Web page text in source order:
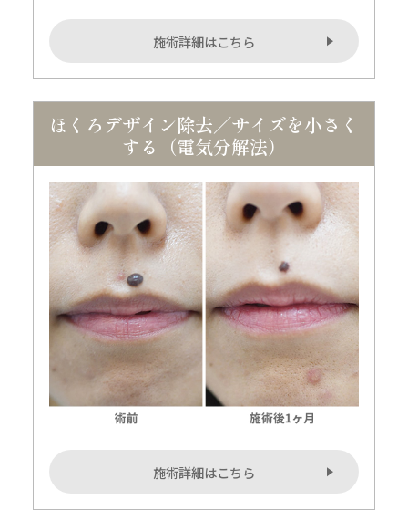
施術詳細はこちら
ほくろデザイン除去／サイズを小さく
する（電気分解法）
施術詳細はこちら